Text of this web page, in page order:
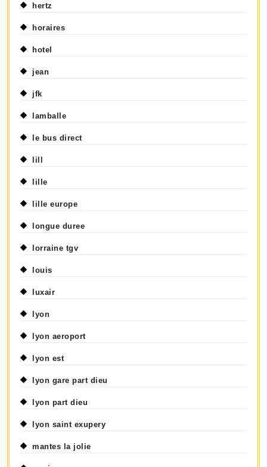
hertz
horaires
hotel
jean
jfk
lamballe
le bus direct
lill
lille
lille europe
longue duree
lorraine tgv
louis
luxair
lyon
lyon aeroport
lyon est
lyon gare part dieu
lyon part dieu
lyon saint exupery
mantes la jolie